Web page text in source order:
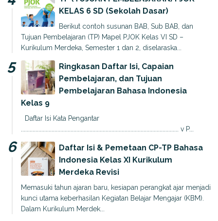
KELAS 6 SD (Sekolah Dasar)
Berikut contoh susunan BAB, Sub BAB, dan
Tujuan Pembelajaran (TP) Mapel PJOK Kelas VI SD –
Kurikulum Merdeka, Semester 1 dan 2, diselaraska...
Ringkasan Daftar Isi, Capaian
Pembelajaran, dan Tujuan
Pembelajaran Bahasa Indonesia
Kelas 9
Daftar Isi Kata Pengantar
............................................................................................................ v P...
Daftar Isi & Pemetaan CP-TP Bahasa
Indonesia Kelas XI Kurikulum
Merdeka Revisi
Memasuki tahun ajaran baru, kesiapan perangkat ajar menjadi
kunci utama keberhasilan Kegiatan Belajar Mengajar (KBM).
Dalam Kurikulum Merdek...